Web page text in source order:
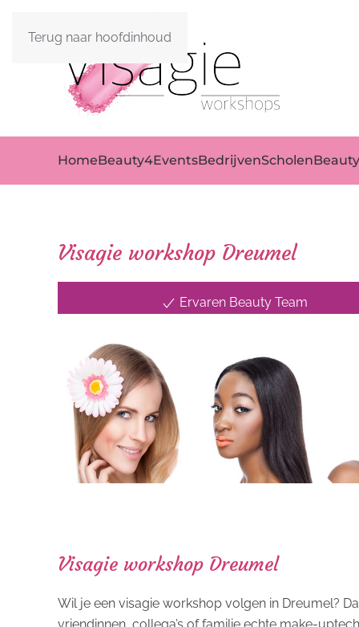
Terug naar hoofdinhoud
HomeBeauty4EventsBedrijvenScholen
Visagie workshop Dreumel
Ervaren Beauty Team
Visagie workshop Dreumel
Wil je een visagie workshop volgen in Dreumel?